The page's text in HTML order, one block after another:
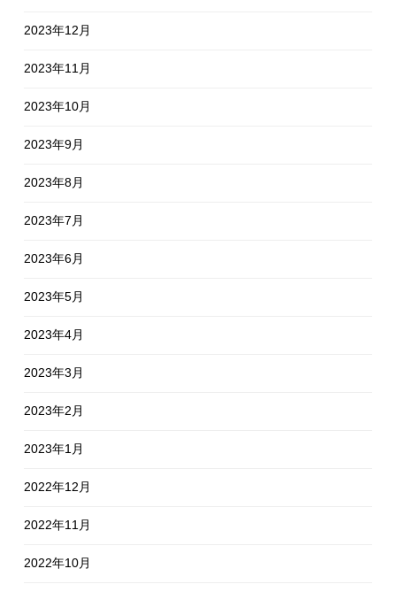
2023年12月
2023年11月
2023年10月
2023年9月
2023年8月
2023年7月
2023年6月
2023年5月
2023年4月
2023年3月
2023年2月
2023年1月
2022年12月
2022年11月
2022年10月